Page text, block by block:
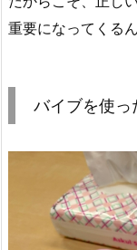
重要になってくるん
バイブを使っ